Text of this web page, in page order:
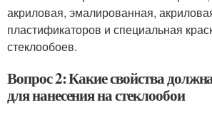
акриловая, эмалированная,
пластификаторов и специальная
стеклообоев.
Вопрос 2: Какие свойства
для нанесения на стеклообои